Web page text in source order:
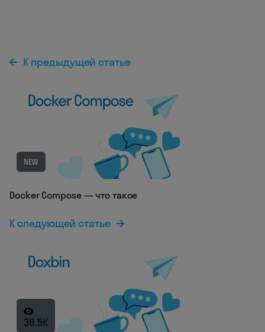
К предыдущей статье
NEW
Docker Compose — что такое
К следующей статье
36.5K